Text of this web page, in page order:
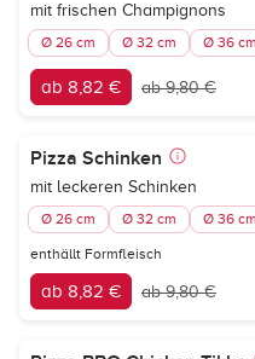
mit frischen Champignons
Ø 26 cm Ø 32 cm Ø 36 cm
ab 8,82 € ab 9,80 €
Pizza Schinken
mit leckeren Schinken
Ø 26 cm Ø 32 cm Ø 36 cm
enthällt Formfleisch
ab 8,82 € ab 9,80 €